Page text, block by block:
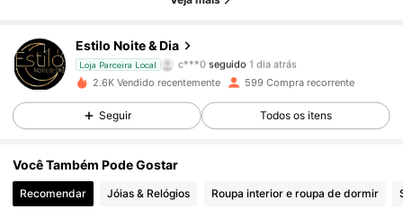
Estilo Noite & Dia
Loja Parceira Local
c***0
4,83
739 Seguidores
739 Seguidores
4,83 739 Seguidores
2.6K Vendido recentemente 599 Compra recorrente
Seguir Todos os itens
Você Também Pode Gostar
Recomendar Jóias & Relógios Roupa interior e roupa de dormir